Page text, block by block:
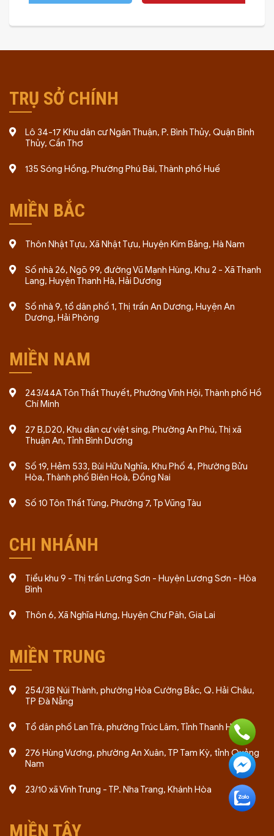
TRỤ SỞ CHÍNH
Lô 34-17 Khu dân cư Ngân Thuận, P. Bình Thủy, Quận Bình
Thủy, Cần Thơ
135 Sóng Hồng, Phường Phú Bài, Thành phố Huế
MIỀN BẮC
Thôn Nhật Tựu, Xã Nhật Tựu, Huyện Kim Bảng, Hà Nam
Số nhà 26, Ngõ 99, đường Vũ Mạnh Hùng, Khu 2 - Xã Thanh
Lang, Huyện Thanh Hà, Hải Dương
Số nhà 9, tổ dân phố 1, Thị trấn An Dương, Huyện An
Dương, Hải Phòng
MIỀN NAM
243/44A Tôn Thất Thuyết, Phường Vĩnh Hội, Thành phố Hồ
Chí Minh
27 B,D20, Khu dân cư việt sing, Phường An Phú, Thị xã
Thuận An, Tỉnh Bình Dương
Số 19, Hẻm 533, Bùi Hữu Nghĩa, Khu Phố 4, Phường Bửu
Hòa, Thành phố Biên Hoà, Đồng Nai
Số 10 Tôn Thất Tùng, Phường 7, Tp Vũng Tàu
CHI NHÁNH
Tiểu khu 9 - Thị trấn Lương Sơn - Huyện Lương Sơn - Hòa
Bình
Thôn 6, Xã Nghĩa Hưng, Huyện Chư Păh, Gia Lai
MIỀN TRUNG
254/3B Núi Thành, phường Hòa Cường Bắc, Q. Hải Châu,
TP Đà Nẵng
Tổ dân phố Lan Trà, phường Trúc Lâm, Tỉnh Thanh Hóa
276 Hùng Vương, phường An Xuân, TP Tam Kỳ, tỉnh Quảng
Nam
23/10 xã Vĩnh Trung - TP. Nha Trang, Khánh Hòa
MIỀN TÂY